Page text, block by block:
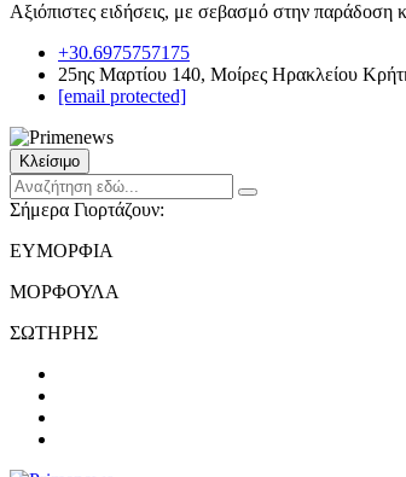
Αξιόπιστες ειδήσεις, με σεβασμό στην παράδοση
+30.6975757175
25ης Μαρτίου 140, Μοίρες Ηρακλείου
[email protected]
Κλείσιμο
Σήμερα Γιορτάζουν:
ΕΥΜΟΡΦΙΑ
ΜΟΡΦΟΥΛΑ
ΣΩΤΗΡΗΣ